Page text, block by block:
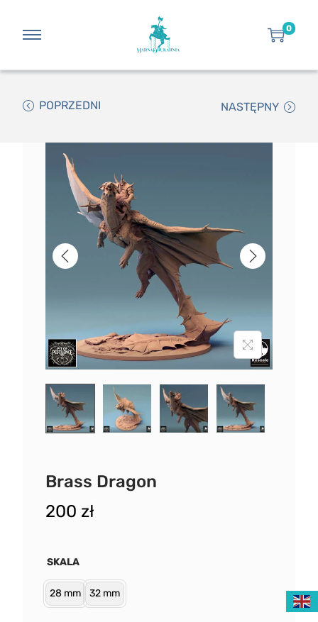
0
POPRZEDNI NASTĘPNY
Brass Dragon
200 zł
SKALA
28 mm 32 mm